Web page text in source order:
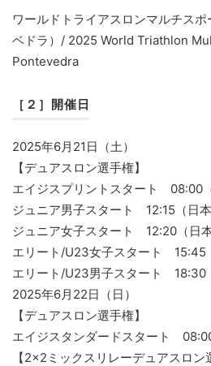
ワールドトライアスロンマルチス
ベドラ）/ 2025 World Triathlon
Pontevedra
［２］開催日
2025年6月21日（土）
【デュアスロン選手権】
エイジスプリントスタート 08:00
ジュニア男子スタート 12:15（日本
ジュニア女子スタート 12:20（日本
エリート/U23女子スタート 15:45
エリート/U23男子スタート 18:30
2025年6月22日（日）
【デュアスロン選手権】
エイジスタンダードスタート
【2×2ミックスリレーデュアスロン